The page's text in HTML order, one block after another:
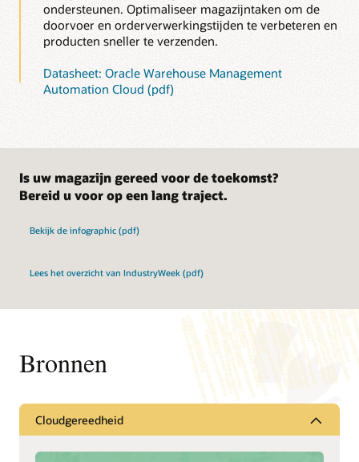
ondersteunen. Optimaliseer magazijntaken om de
doorvoer en orderverwerkingstijden te verbeteren en
producten sneller te verzenden.
Datasheet: Oracle Warehouse Management
Automation Cloud (pdf)
Is uw magazijn gereed voor de toekomst?
Bereid u voor op een lang traject.
Bekijk de infographic (pdf)
Lees het overzicht van IndustryWeek (pdf)
Bronnen
Cloudgereedheid